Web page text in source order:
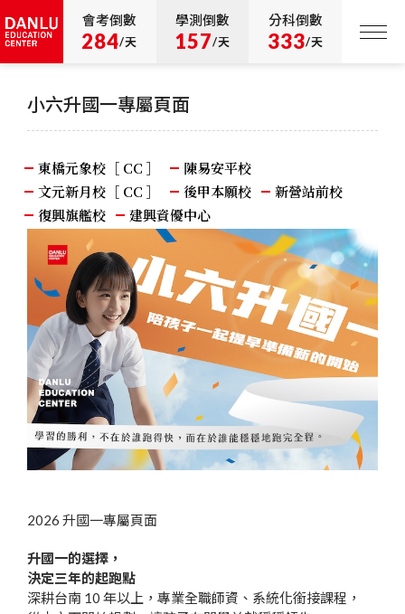
會考倒數
284/天
學測倒數
157/天
分科倒數
333/天
小六升國一專屬頁面
東橋元象校［ CC ］
陳易安平校
文元新月校［ CC ］
後甲本願校
新營站前校
復興旗艦校
建興資優中心
2026 升國一專屬頁面
升國一的選擇 ，
決定三年的起跑點
深耕台南 10 年以上，專業全職師資、系統化銜接課程，